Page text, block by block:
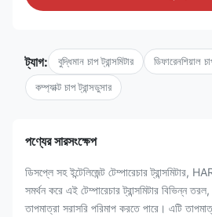
ট্যাগ: বুদ্ধিমান চাপ ট্রান্সমিটার ডিফারেনশিয়াল
কম্প্যাক্ট চাপ ট্রান্সডুসার
পণ্যের সারসংক্ষেপ
ডিসপ্লে সহ ইন্টেলিজেন্ট টেম্পারেচার
সমর্থন করে এই টেম্পারেচার ট্রান্সমিটার বিভিন্ন
তাপমাত্রা সরাসরি পরিমাপ করতে পারে। এটি